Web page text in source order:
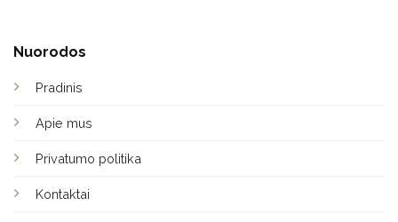
Nuorodos
Pradinis
Apie mus
Privatumo politika
Kontaktai